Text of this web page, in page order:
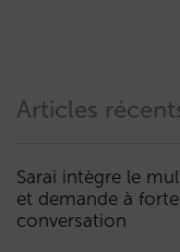
Articles
Sarai intègre le
et demande à
conversation